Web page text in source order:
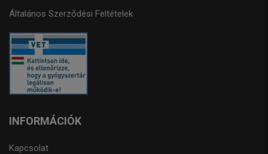
Általános Szerződési Feltételek
INFORMÁCIÓK
Kapcsolat